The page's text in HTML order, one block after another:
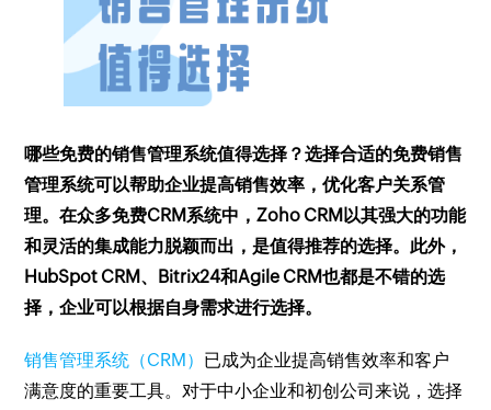
哪些免费的销售管理系统值得选择？选择合适的免费销售
管理系统可以帮助企业提高销售效率，优化客户关系管
理。在众多免费CRM系统中，Zoho CRM以其强大的功能
和灵活的集成能力脱颖而出，是值得推荐的选择。此外，
HubSpot CRM、Bitrix24和Agile CRM也都是不错的选
择，企业可以根据自身需求进行选择。
销售管理系统（CRM） 已成为企业提高销售效率和客户
满意度的重要工具。对于中小企业和初创公司来说，选择